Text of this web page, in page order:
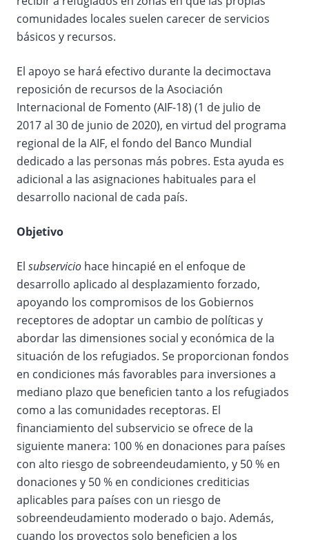
comunidades locales suelen carecer de servicios
básicos y recursos.
El apoyo se hará efectivo durante la decimoctava
reposición de recursos de la Asociación
Internacional de Fomento (AIF-18) (1 de julio de
2017 al 30 de junio de 2020), en virtud del programa
regional de la AIF, el fondo del Banco Mundial
dedicado a las personas más pobres. Esta ayuda es
adicional a las asignaciones habituales para el
desarrollo nacional de cada país.
Objetivo
El subservicio hace hincapié en el enfoque de
desarrollo aplicado al desplazamiento forzado,
apoyando los compromisos de los Gobiernos
receptores de adoptar un cambio de políticas y
abordar las dimensiones social y económica de la
situación de los refugiados. Se proporcionan fondos
en condiciones más favorables para inversiones a
mediano plazo que beneficien tanto a los refugiados
como a las comunidades receptoras. El
financiamiento del subservicio se ofrece de la
siguiente manera: 100 % en donaciones para países
con alto riesgo de sobreendeudamiento, y 50 % en
donaciones y 50 % en condiciones crediticias
aplicables para países con un riesgo de
sobreendeudamiento moderado o bajo. Además,
cuando los proyectos solo beneficien a los